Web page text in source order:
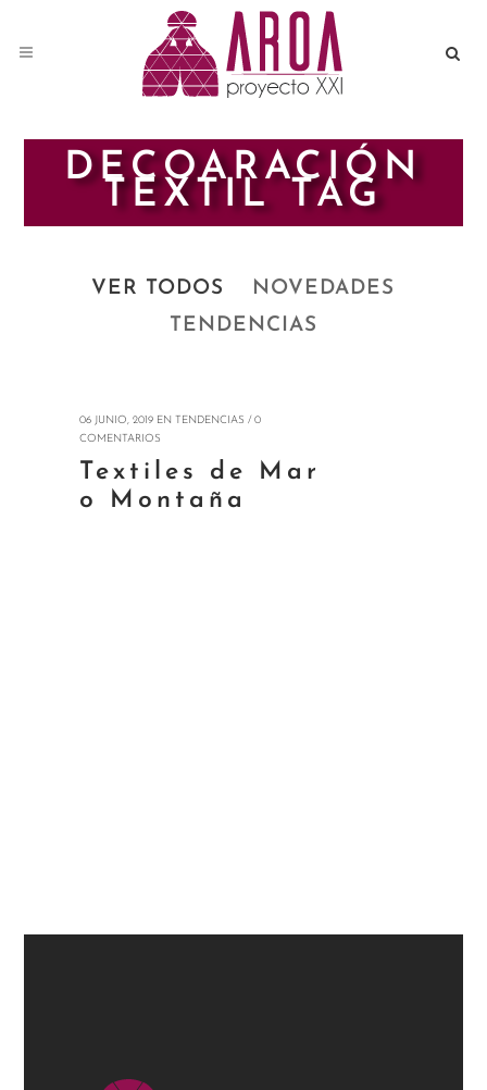
DECOARACIÓN
TEXTIL TAG
VER TODOS
NOVEDADES
TENDENCIAS
06 JUNIO, 2019EN TENDENCIAS / 0
COMENTARIOS
Textiles de Mar
o Montaña